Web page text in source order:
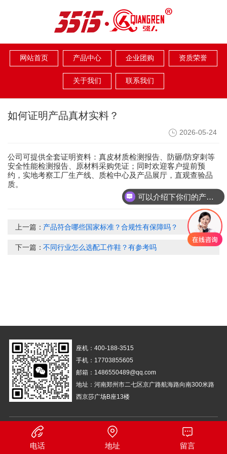
网站首页 产品中心 企业团购 资质荣誉
关于我们 联系我们
如何证明产品真材实料？
2026-05-24
公司可提供全套证明资料：真皮材质检测报告、防砸/防穿刺等
安全性能检测报告、原材料采购凭证；同时欢迎客户提前预
约，实地考察工厂生产线、质检中心及产品展厅，直观查验品
质。
上一篇： 产品符合哪些国家标准？合规性有保障吗？
下一篇：不同行业怎么选配工作鞋？有参考吗
座机：400-188-3515
手机：17703855605
邮箱：1486550489@qq.com
地址：河南郑州市二七区京广路航海路向南300米路
西京莎广场B座13楼
备案号： 豫ICP备14029661号-1
营业执照
电话
地址 留言
可以介绍下你们的产品么？